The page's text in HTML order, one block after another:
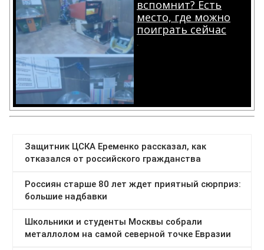
вспомнит? Есть
место, где можно
поиграть сейчас
.